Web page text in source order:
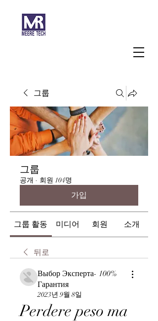
그룹
그룹
공개 · 회원 104명
가입
그룹 활동 미디어 회원 소개
뒤로
Выбор Эксперта- 100%
Гарантия
2023년 9월 8일
Perdere peso ma